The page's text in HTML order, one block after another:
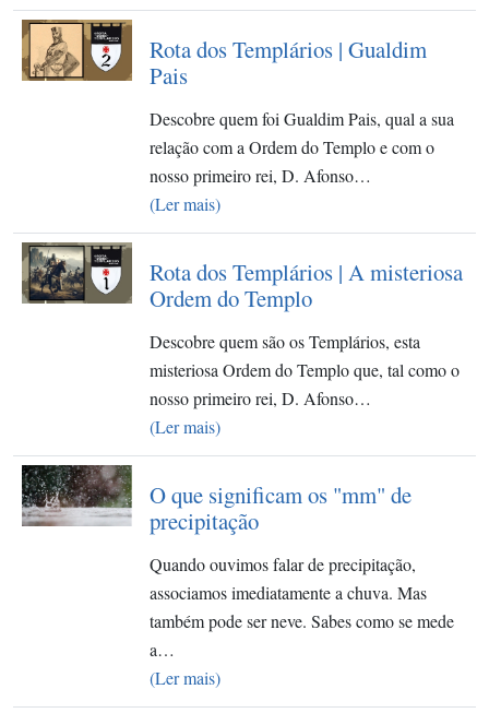
Rota dos Templários | Gualdim
Pais
Descobre quem foi Gualdim Pais, qual a sua
relação com a Ordem do Templo e com o
nosso primeiro rei, D. Afonso…
(Ler mais)
Rota dos Templários | A misteriosa
Ordem do Templo
Descobre quem são os Templários, esta
misteriosa Ordem do Templo que, tal como o
nosso primeiro rei, D. Afonso…
(Ler mais)
O que significam os "mm" de
precipitação
Quando ouvimos falar de precipitação,
associamos imediatamente a chuva. Mas
também pode ser neve. Sabes como se mede
a…
(Ler mais)